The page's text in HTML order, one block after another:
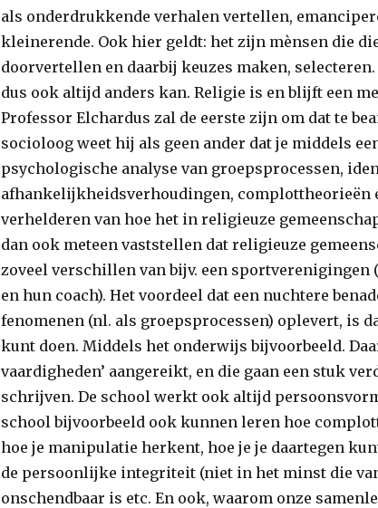
als onderdrukkende verhalen vertellen,
kleinerende. Ook hier geldt: het zijn mènsen die
doorvertellen en daarbij keuzes maken,
dus ook altijd anders kan. Religie is en blijft een
Professor Elchardus zal de eerste zijn om dat te
socioloog weet hij als geen ander dat je middels
psychologische analyse van groepsprocessen,
afhankelijkheidsverhoudingen, complottheorieën
verhelderen van hoe het in religieuze
dan ook meteen vaststellen dat religieuze
zoveel verschillen van bijv. een sportverenigingen
en hun coach). Het voordeel dat een nuchtere
fenomenen (nl. als groepsprocessen) oplevert, is
kunt doen. Middels het onderwijs bijvoorbeeld.
vaardigheden’ aangereikt, en die gaan een stuk
schrijven. De school werkt ook altijd
school bijvoorbeeld ook kunnen leren hoe
hoe je manipulatie herkent, hoe je je daartegen
de persoonlijke integriteit (niet in het minst die
onschendbaar is etc. En ook, waarom onze